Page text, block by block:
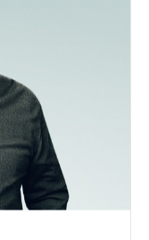
Он
банка
Москве
на